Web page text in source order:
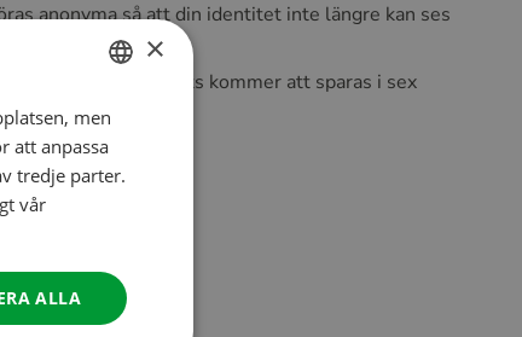
anonyma så att din identitet inte längre kan ses
inte har kontaktats kommer att sparas i sex
vi i två år.
rättigheter:
DUTCH
ENGLISH
ITALIAN
DANISH
×
men
att anpassa
tredje parter.
vår
ALLA